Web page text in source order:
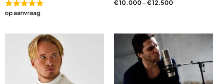
Rated
5,0
of
based
on
ratings
op aanvraag
€10.000 –€12.500